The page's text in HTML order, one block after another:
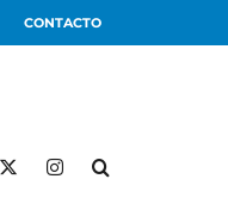
CONTACTO